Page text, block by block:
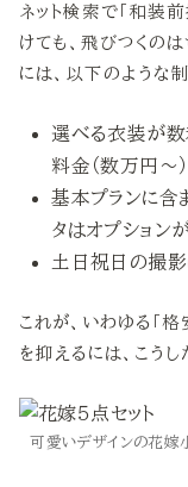
ネット検索で「和装
けても、飛びつくのは
には、以下のような
選べる衣装が数
料金（数万円〜）
基本プランに含
タはオプション
土日祝日の撮
これが、いわゆる「
を抑えるには、こう
可愛いデザインの花